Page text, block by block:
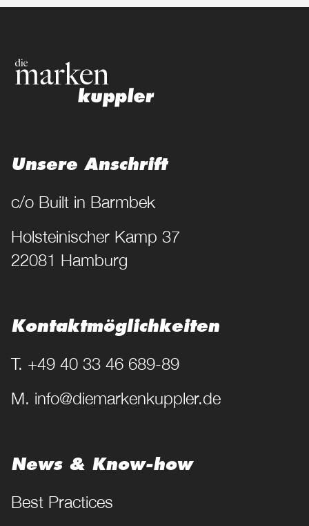
Unsere Anschrift
c/o Built in Barmbek
Holsteinischer Kamp 37
22081 Hamburg
Kontakt­möglichkeiten
T. +49 40 33 46 689-89
M. info@diemarkenkuppler.de
News & Know-how
Best Practices